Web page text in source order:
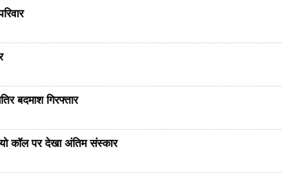
बदमाश गिरफ्तार
कॉल पर देखा अंतिम संस्कार